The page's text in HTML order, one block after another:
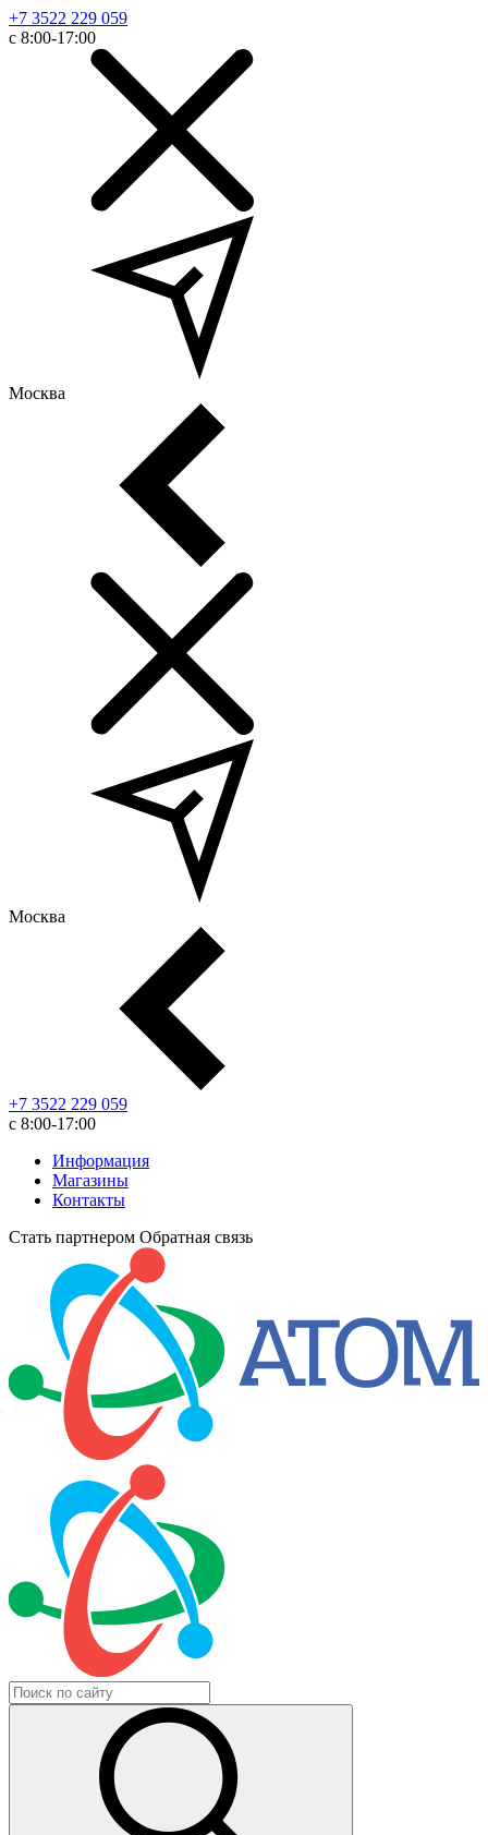
+7 3522 229 059
с 8:00-17:00
Москва
Москва
+7 3522 229 059
с 8:00-17:00
Информация
Магазины
Контакты
Стать партнером Обратная связь